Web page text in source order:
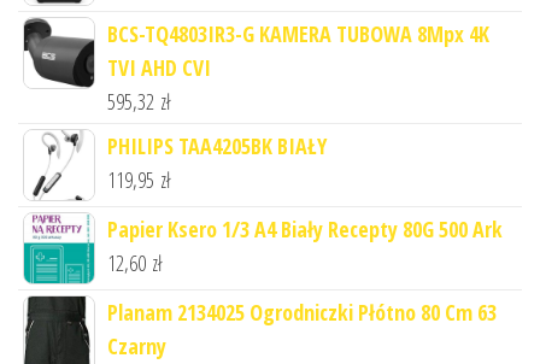
BCS-TQ4803IR3-G KAMERA TUBOWA 8Mpx 4K
TVI AHD CVI
595,32 zł
PHILIPS TAA4205BK BIAŁY
119,95 zł
Papier Ksero 1/3 A4 Biały Recepty 80G 500 Ark
12,60 zł
Planam 2134025 Ogrodniczki Płótno 80 Cm 63
Czarny